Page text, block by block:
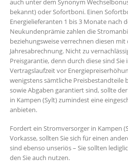
auch unter dem Synonym
bekannt) oder Sofortboni. Einen
Energielieferanten 1 bis 3 Monate nach
Neukundenprämie zahlen die
beziehungsweise verrechnen diesen mit
Jahresabrechnung. Nicht zu
Preisgarantie, denn durch diese sind
Vertragslaufzeit vor
wenigstens sämtliche Preisbestandteile
sowie Abgaben garantiert sind, sollte
in Kampen (Sylt) zumindest eine
anbieten.
Fordert ein Stromversorger in Kampen
Vorkasse, sollten Sie sich für einen
sind ebenso unseriös – Sie sollten
den Sie auch nutzen.